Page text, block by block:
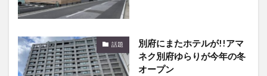
話題
別府にまたホテルが!!アマ
ネク別府ゆらりが今年の冬
オープン